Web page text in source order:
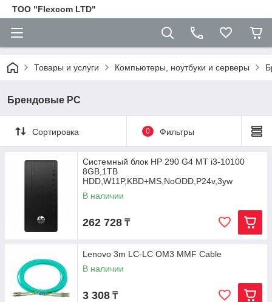
ТОО "Flexcom LTD"
Товары и услуги Компьютеры, ноутбуки и серверы
Брендовые PC
Сортировка 0 Фильтры
Системный блок HP 290 G4 MT i3-10100
8GB,1TB
HDD,W11P,KBD+MS,NoODD,P24v,3yw
В наличии
262 728 ₸
Lenovo 3m LC-LC OM3 MMF Cable
В наличии
3 308 ₸